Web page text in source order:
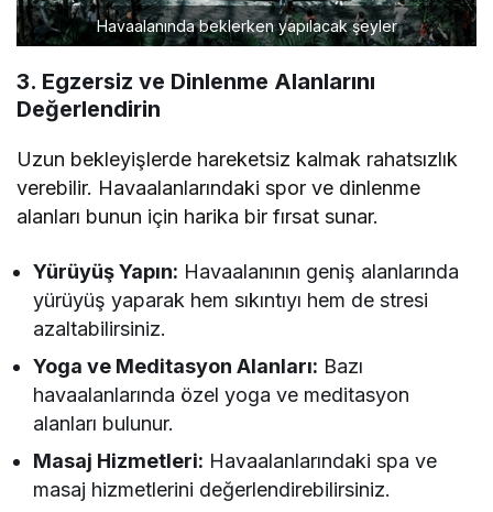
Havaalanında beklerken yapılacak şeyler
3. Egzersiz ve Dinlenme Alanlarını
Değerlendirin
Uzun bekleyişlerde hareketsiz kalmak rahatsızlık
verebilir. Havaalanlarındaki spor ve dinlenme
alanları bunun için harika bir fırsat sunar.
Yürüyüş Yapın: Havaalanının geniş alanlarında
yürüyüş yaparak hem sıkıntıyı hem de stresi
azaltabilirsiniz.
Yoga ve Meditasyon Alanları: Bazı
havaalanlarında özel yoga ve meditasyon
alanları bulunur.
Masaj Hizmetleri: Havaalanlarındaki spa ve
masaj hizmetlerini değerlendirebilirsiniz.